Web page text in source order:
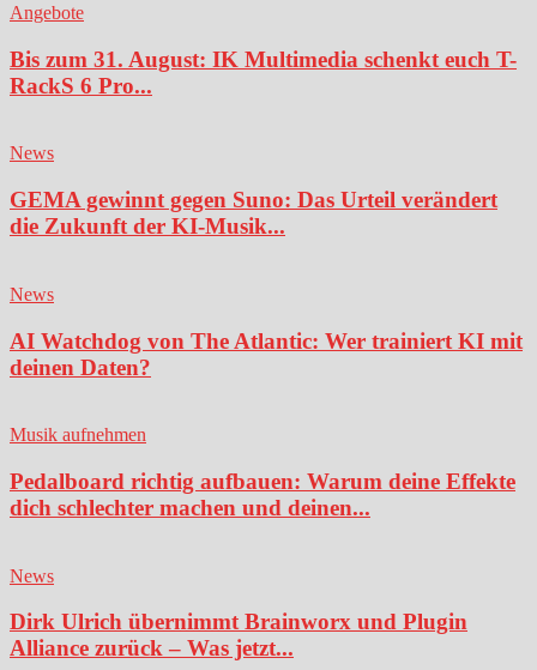
Angebote
Bis zum 31. August: IK Multimedia schenkt euch T-
RackS 6 Pro...
News
GEMA gewinnt gegen Suno: Das Urteil verändert
die Zukunft der KI-Musik...
News
AI Watchdog von The Atlantic: Wer trainiert KI mit
deinen Daten?
Musik aufnehmen
Pedalboard richtig aufbauen: Warum deine Effekte
dich schlechter machen und deinen...
News
Dirk Ulrich übernimmt Brainworx und Plugin
Alliance zurück – Was jetzt...